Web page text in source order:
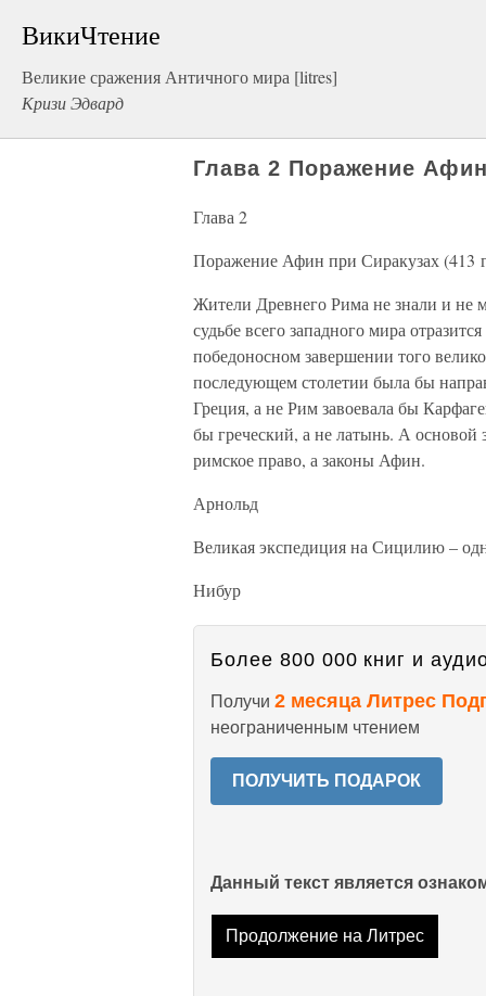
ВикиЧтение
Великие сражения Античного мира [litres]
Кризи Эдвард
Глава 2 Поражение
Глава 2
Поражение Афин при Сиракузах (413
Жители Древнего Рима не знали и не
судьбе всего западного мира
победоносном завершении того
последующем столетии была бы
Греция, а не Рим завоевала бы
бы греческий, а не латынь. А основой
римское право, а законы Афин.
Арнольд
Великая экспедиция на Сицилию –
Нибур
Более 800 000 книг и
Получи 2 месяца Литрес
неограниченным чтением
ПОЛУЧИТЬ ПОДАРОК
Данный текст является
Продолжение на Литрес